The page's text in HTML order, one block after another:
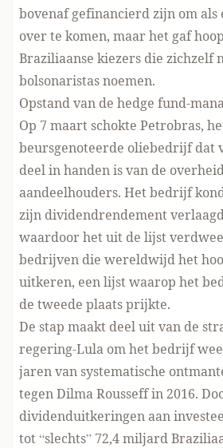
bovenaf gefinancierd zijn om als
over te komen, maar het gaf
Braziliaanse kiezers die zichzelf
bolsonaristas noemen.
Opstand van de hedge fund-
Op 7 maart schokte Petrobras,
beursgenoteerde oliebedrijf dat
deel in handen is van de
aandeelhouders. Het bedrijf
zijn dividendrendement
waardoor het uit de lijst
bedrijven die wereldwijd het
uitkeren, een lijst waarop het
de tweede plaats prijkte.
De stap maakt deel uit van de
regering-Lula om het bedrijf
jaren van systematische
tegen Dilma Rousseff in 2016.
dividenduitkeringen aan
tot “slechts” 72,4 miljard